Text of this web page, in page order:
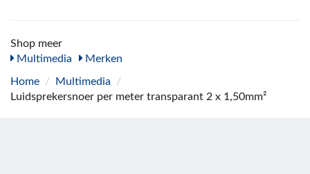
Shop meer
Multimedia
Merken
Home / Multimedia
/
Luidsprekersnoer per meter transparant 2 x 1,50mm²